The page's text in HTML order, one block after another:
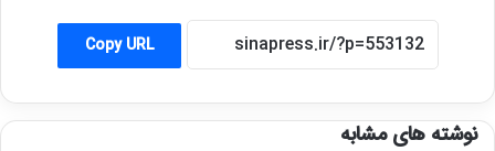
Copy URL
نوشته های مشابه